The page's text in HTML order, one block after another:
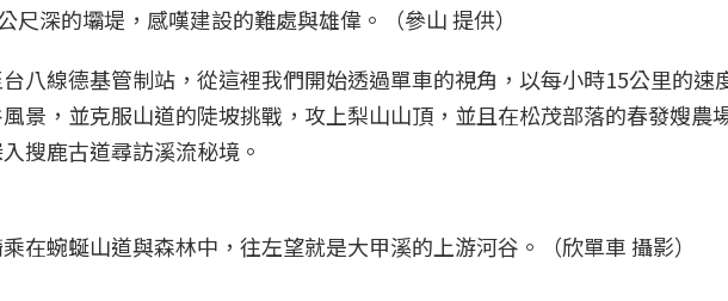
深的壩堤，感嘆建設的難處與雄偉。（參山 提供）
八線德基管制站，從這裡我們開始透過單車的視角，以每小時15公里的速
景，並克服山道的陡坡挑戰，攻上梨山山頂，並且在松茂部落的春發嫂農
搜鹿古道尋訪溪流秘境。
在蜿蜒山道與森林中，往左望就是大甲溪的上游河谷。（欣單車 攝影）